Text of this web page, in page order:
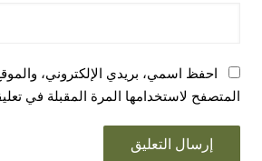
احفظ اسمي، بريدي الإلكتروني،
المتصفح لاستخدامها المرة المقبلة في